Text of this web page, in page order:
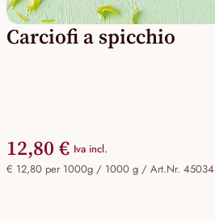
Carciofi a spicchio
12,80 € Iva incl.
€ 12,80 per 1000g / 1000 g / Art.Nr. 45034